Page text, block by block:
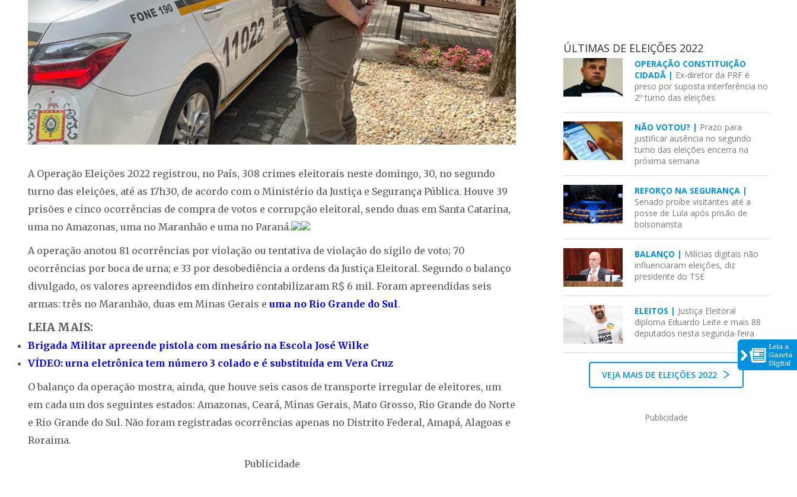
Leia a
Gazeta
Digital
A Operação Eleições 2022 registrou, no País, 308 crimes eleitorais neste domingo, 30, no segundo
turno das eleições, até as 17h30, de acordo com o Ministério da Justiça e Segurança Pública. Houve 39
prisões e cinco ocorrências de compra de votos e corrupção eleitoral, sendo duas em Santa Catarina,
uma no Amazonas, uma no Maranhão e uma no Paraná.
A operação anotou 81 ocorrências por violação ou tentativa de violação do sigilo de voto; 70
ocorrências por boca de urna; e 33 por desobediência a ordens da Justiça Eleitoral. Segundo o balanço
divulgado, os valores apreendidos em dinheiro contabilizaram R$ 6 mil. Foram apreendidas seis
armas: três no Maranhão, duas em Minas Gerais e uma no Rio Grande do Sul.
LEIA MAIS:
Brigada Militar apreende pistola com mesário na Escola José Wilke
VÍDEO: urna eletrônica tem número 3 colado e é substituída em Vera Cruz
O balanço da operação mostra, ainda, que houve seis casos de transporte irregular de eleitores, um
em cada um dos seguintes estados: Amazonas, Ceará, Minas Gerais, Mato Grosso, Rio Grande do Norte
e Rio Grande do Sul. Não foram registradas ocorrências apenas no Distrito Federal, Amapá, Alagoas e
Roraima.
Publicidade
ÚLTIMAS DE ELEIÇÕES 2022
OPERAÇÃO CONSTITUIÇÃO
CIDADÃ | Ex-diretor da PRF é
preso por suposta interferência no
2º turno das eleições
NÃO VOTOU? | Prazo para
justificar ausência no segundo
turno das eleições encerra na
próxima semana
REFORÇO NA SEGURANÇA |
Senado proíbe visitantes até a
posse de Lula após prisão de
bolsonarista
BALANÇO | Milícias digitais não
influenciaram eleições, diz
presidente do TSE
ELEITOS | Justiça Eleitoral
diploma Eduardo Leite e mais 88
deputados nesta segunda-feira
VEJA MAIS DE ELEIÇÕES 2022
Publicidade